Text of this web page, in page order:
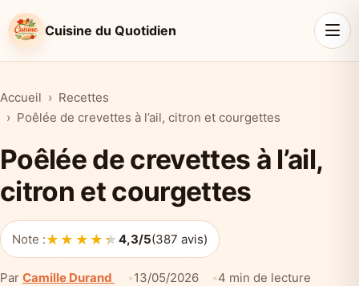
Cuisine du Quotidien
Accueil
Recettes
Poêlée de crevettes à l’ail, citron et courgettes
Poêlée de crevettes à l’ail,
citron et courgettes
Note :★★★★★
★★★★★4,3/5(387 avis)
Par Camille Durand 13/05/2026 4 min de lecture